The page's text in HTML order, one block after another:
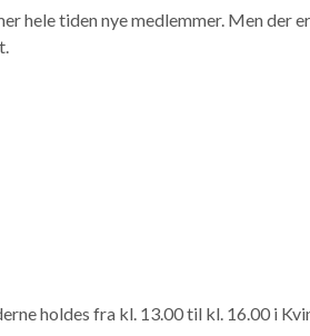
hele tiden nye medlemmer. Men der
holdes fra kl. 13.00 til kl. 16.00 i